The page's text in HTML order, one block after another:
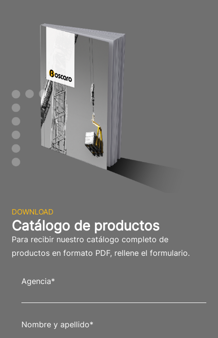
DOWNLOAD
Catálogo de productos
Para recibir nuestro catálogo completo de
productos en formato PDF, rellene el formulario.
Agencia*
Nombre y apellido*